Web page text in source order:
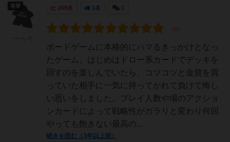
269名 1名
ボードゲームに本格的にハマるきっかけとなっ
たゲーム。はじめはドロー系カードでデッキを
回すのを楽しんでいたら、コツコツと金貨を買
っていた相手に一気に持ってかれて負けて悔し
い思いをしました。プレイ人数や場のアクショ
ンカードによって戦略性がガラリと変わり何回
やっても飽きない最高の...
続きを読む（3年以上前）
将軍